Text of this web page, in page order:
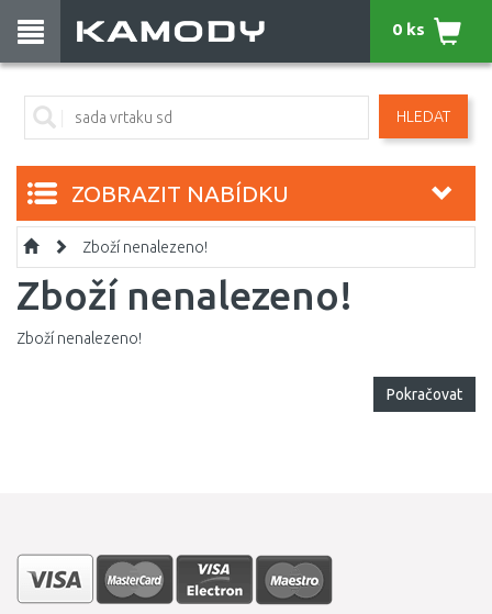
HLEDAT
0 ks
ZOBRAZIT NABÍDKU
Zboží nenalezeno!
Zboží nenalezeno!
Zboží nenalezeno!
Pokračovat